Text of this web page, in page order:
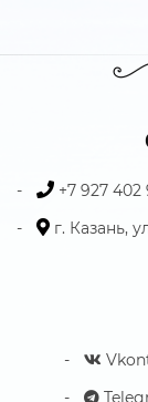
+7 927 402
г. Казань,